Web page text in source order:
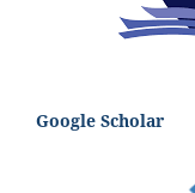
Google Scholar